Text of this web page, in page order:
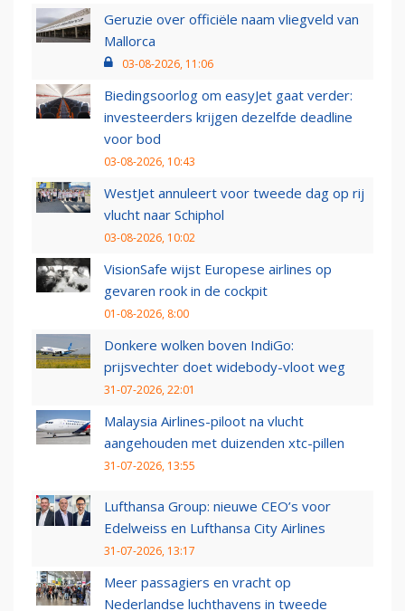
Geruzie over officiële naam vliegveld van
Mallorca
03-08-2026, 11:06
Biedingsoorlog om easyJet gaat verder:
investeerders krijgen dezelfde deadline
voor bod
03-08-2026, 10:43
WestJet annuleert voor tweede dag op rij
vlucht naar Schiphol
03-08-2026, 10:02
VisionSafe wijst Europese airlines op
gevaren rook in de cockpit
01-08-2026, 8:00
Donkere wolken boven IndiGo:
prijsvechter doet widebody-vloot weg
31-07-2026, 22:01
Malaysia Airlines-piloot na vlucht
aangehouden met duizenden xtc-pillen
31-07-2026, 13:55
Lufthansa Group: nieuwe CEO’s voor
Edelweiss en Lufthansa City Airlines
31-07-2026, 13:17
Meer passagiers en vracht op
Nederlandse luchthavens in tweede